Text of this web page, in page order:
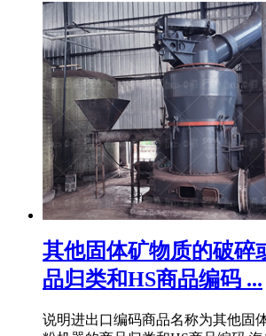
其他固体矿物质的破碎
品归类和HS商品编码 ...
说明进出口编码商品名称为其他固